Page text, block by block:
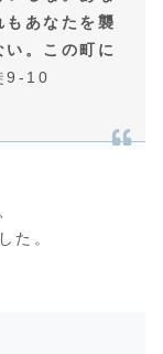
あなたを襲
い。この町に
9-10
た。